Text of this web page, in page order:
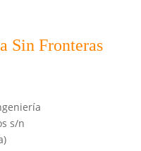
Sin Fronteras
s/n